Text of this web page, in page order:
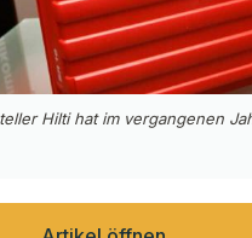
Hilti hat im vergangenen